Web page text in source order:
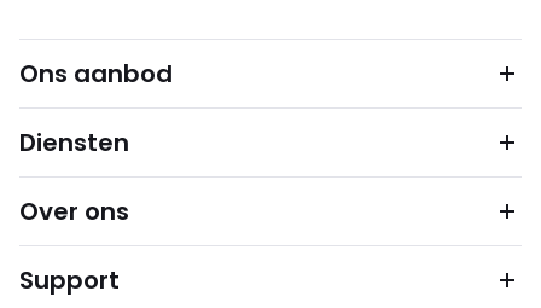
Ons aanbod
Diensten
Over ons
Support